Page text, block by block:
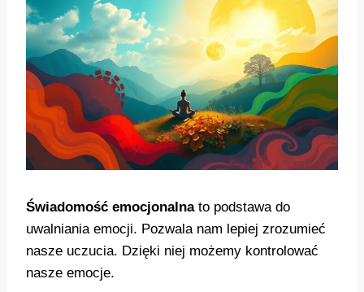
Świadomość emocjonalnato podstawa do
uwalniania emocji. Pozwala nam lepiej zrozumieć
nasze uczucia. Dzięki niej możemy kontrolować
nasze emocje.